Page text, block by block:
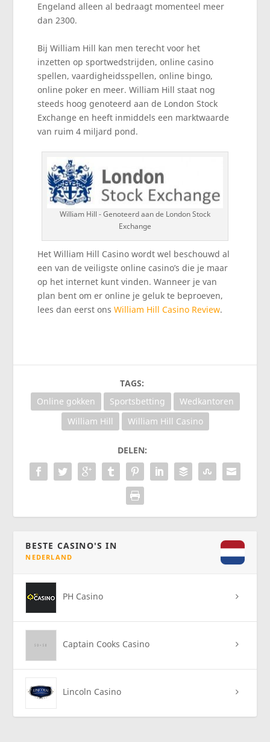
Engeland alleen al bedraagt momenteel meer
dan 2300.
Bij William Hill kan men terecht voor het
inzetten op sportwedstrijden, online casino
spellen, vaardigheidsspellen, online bingo,
online poker en meer. William Hill staat nog
steeds hoog genoteerd aan de London Stock
Exchange en heeft inmiddels een marktwaarde
van ruim 4 miljard pond.
William Hill - Genoteerd aan de London Stock
Exchange
Het William Hill Casino wordt wel beschouwd al
een van de veiligste online casino’s die je maar
op het internet kunt vinden. Wanneer je van
plan bent om er online je geluk te beproeven,
lees dan eerst onsWilliam Hill Casino Review.
TAGS:
Online gokken
Sportsbetting
Wedkantoren
William Hill
William Hill Casino
DELEN:
BESTE CASINO'S IN
NEDERLAND
PH Casino
Captain Cooks Casino
Lincoln Casino